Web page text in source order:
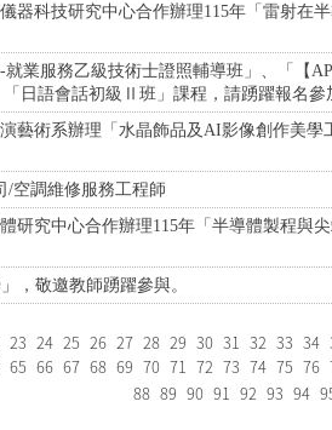
器科技研究中心合作辦理115年「雷射在
業服務乙級技術士證照輔導班」、「【
日語會話初級Ⅱ班」課程，請踴躍報名參
藝術系辦理「水晶飾品及AI影像創作美學
/空調維修服務工程師
研究中心合作辦理115年「半導體製程與
，敬邀教師踴躍參與。
23 24 25 26 27 28 29 30 31 32 33 34
65 66 67 68 69 70 71 72 73 74 75 76
88 89 90 91 92 93 94